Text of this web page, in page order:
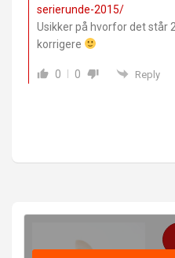
serierunde-2015/
Usikker på hvorfor det står
korrigere
0 0 Reply